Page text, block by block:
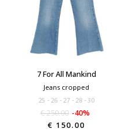
7 For All Mankind
Jeans cropped
25 26 27 28 30
€ 250.00 -40%
€ 150.00